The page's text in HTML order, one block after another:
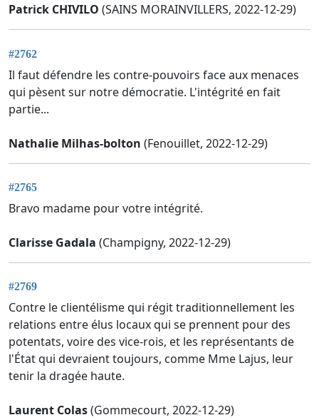
Patrick CHIVILO (SAINS MORAINVILLERS, 2022-12-29)
#2762
Il faut défendre les contre-pouvoirs face aux menaces
qui pèsent sur notre démocratie. L'intégrité en fait
partie...
Nathalie Milhas-bolton (Fenouillet, 2022-12-29)
#2765
Bravo madame pour votre intégrité.
Clarisse Gadala (Champigny, 2022-12-29)
#2769
Contre le clientélisme qui régit traditionnellement les
relations entre élus locaux qui se prennent pour des
potentats, voire des vice-rois, et les représentants de
l'État qui devraient toujours, comme Mme Lajus, leur
tenir la dragée haute.
Laurent Colas(Gommecourt, 2022-12-29)